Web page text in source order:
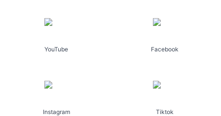
YouTube Facebook
Instagram Tiktok